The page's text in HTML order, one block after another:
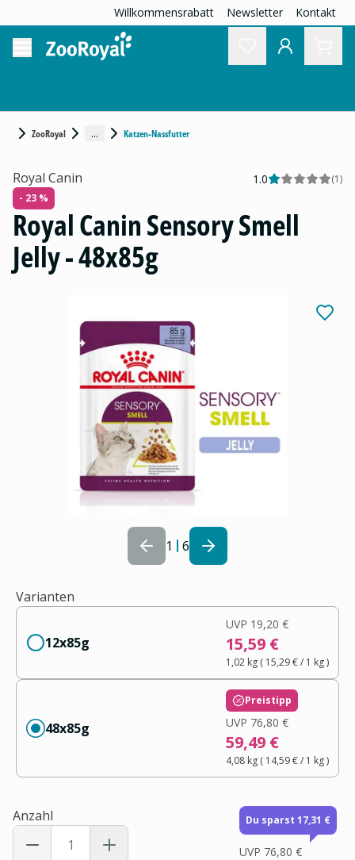
Willkommensrabatt Newsletter Kontakt
ZooRoyal ... Katzen-Nassfutter
1 6
Royal Canin 1.0 (1)
- 23 %
Royal Canin Sensory Smell
Jelly - 48x85g
Varianten
12x85g
UVP 19,20 €
15,59 €
1,02 kg( 15,29 €/ 1 kg)
48x85g
Preistipp
UVP 76,80 €
59,49 €
4,08 kg( 14,59 €/ 1 kg)
Anzahl Du sparst 17,31 €
UVP 76,80 €